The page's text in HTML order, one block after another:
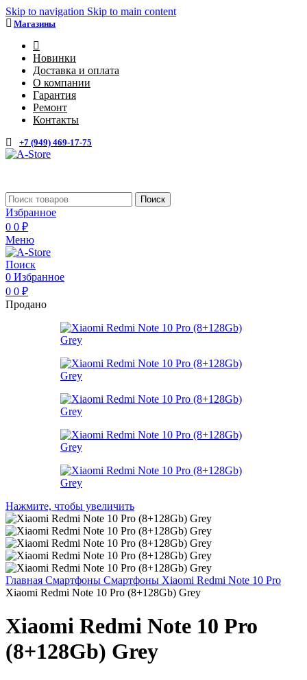
Skip to navigation Skip to main content
Магазины
Новинки
Доставка и оплата
О компании
Гарантия
Ремонт
Контакты
+7 (949) 469-17-75
Поиск
Избранное
0 0 ₽
Меню
Поиск
0 Избранное
0 0 ₽
Продано
Нажмите, чтобы увеличить
Главная Смартфоны Смартфоны Xiaomi Redmi Note 10 Pro
Xiaomi Redmi Note 10 Pro (8+128Gb) Grey
Xiaomi Redmi Note 10 Pro
(8+128Gb) Grey